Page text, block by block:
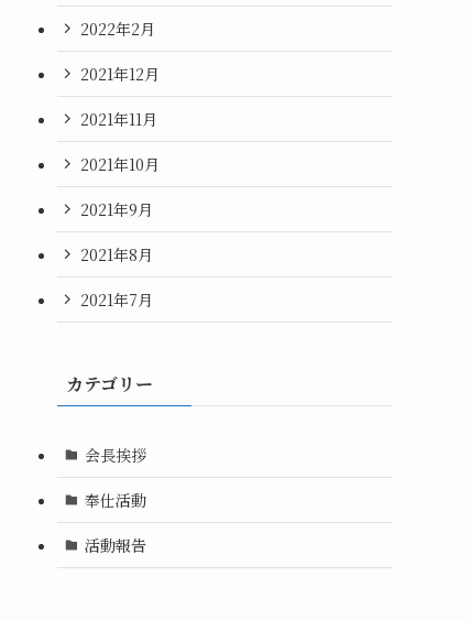
2022年2月
2021年12月
2021年11月
2021年10月
2021年9月
2021年8月
2021年7月
カテゴリー
会長挨拶
奉仕活動
活動報告